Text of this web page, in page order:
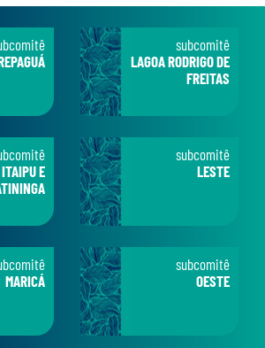
subcomitê
LAGOA RODRIGO DE
FREITAS
E
subcomitê
LESTE
MARICÁ
subcomitê
OESTE